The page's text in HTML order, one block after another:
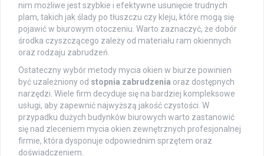
nim możliwe jest szybkie i efektywne usunięcie trudnych
plam, takich jak ślady po tłuszczu czy kleju, które mogą się
pojawić w biurowym otoczeniu. Warto zaznaczyć, że dobór
środka czyszczącego zależy od materiału ram okiennych
oraz rodzaju zabrudzeń.
Ostateczny wybór metody mycia okien w biurze powinien
być uzależniony od stopnia zabrudzenia oraz dostępnych
narzędzi. Wiele firm decyduje się na bardziej kompleksowe
usługi, aby zapewnić najwyższą jakość czystości. W
przypadku dużych budynków biurowych warto zastanowić
się nad zleceniem mycia okien zewnętrznych profesjonalnej
firmie, która dysponuje odpowiednim sprzętem oraz
doświadczeniem.